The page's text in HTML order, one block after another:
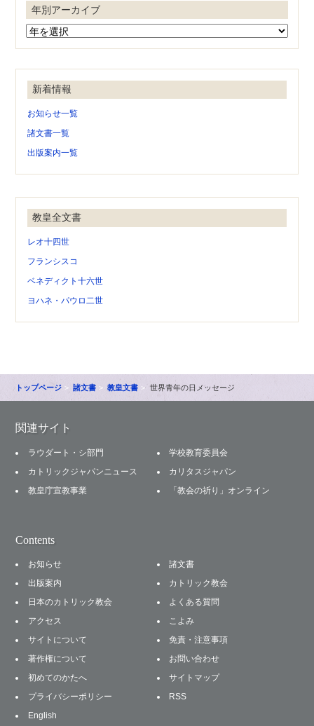
年別アーカイブ
新着情報
お知らせ一覧
諸文書一覧
出版案内一覧
教皇全文書
レオ十四世
フランシスコ
ベネディクト十六世
ヨハネ・パウロ二世
トップページ 諸文書 教皇文書 世界青年の日メッセージ
関連サイト
ラウダート・シ部門
学校教育委員会
カトリックジャパンニュース
カリタスジャパン
教皇庁宣教事業
「教会の祈り」オンライン
Contents
お知らせ
諸文書
出版案内
カトリック教会
日本のカトリック教会
よくある質問
アクセス
こよみ
サイトについて
免責・注意事項
著作権について
お問い合わせ
初めてのかたへ
サイトマップ
プライバシーポリシー
RSS
English